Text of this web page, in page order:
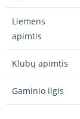
Liemens
apimtis
Klubų apimtis
Gaminio ilgis